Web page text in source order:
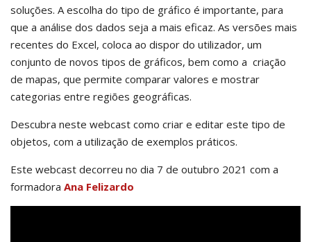
soluções. A escolha do tipo de gráfico é importante, para
que a análise dos dados seja a mais eficaz. As versões mais
recentes do Excel, coloca ao dispor do utilizador, um
conjunto de novos tipos de gráficos, bem como a criação
de mapas, que permite comparar valores e mostrar
categorias entre regiões geográficas.
Descubra neste webcast como criar e editar este tipo de
objetos, com a utilização de exemplos práticos.
Este webcast decorreu no dia 7 de outubro 2021 com a
formadora Ana Felizardo